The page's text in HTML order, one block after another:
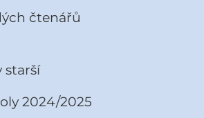
čtenářů
starší
2024/2025